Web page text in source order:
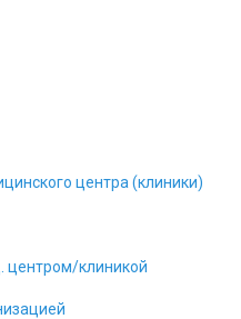
центра (клиники)
центром/клиникой